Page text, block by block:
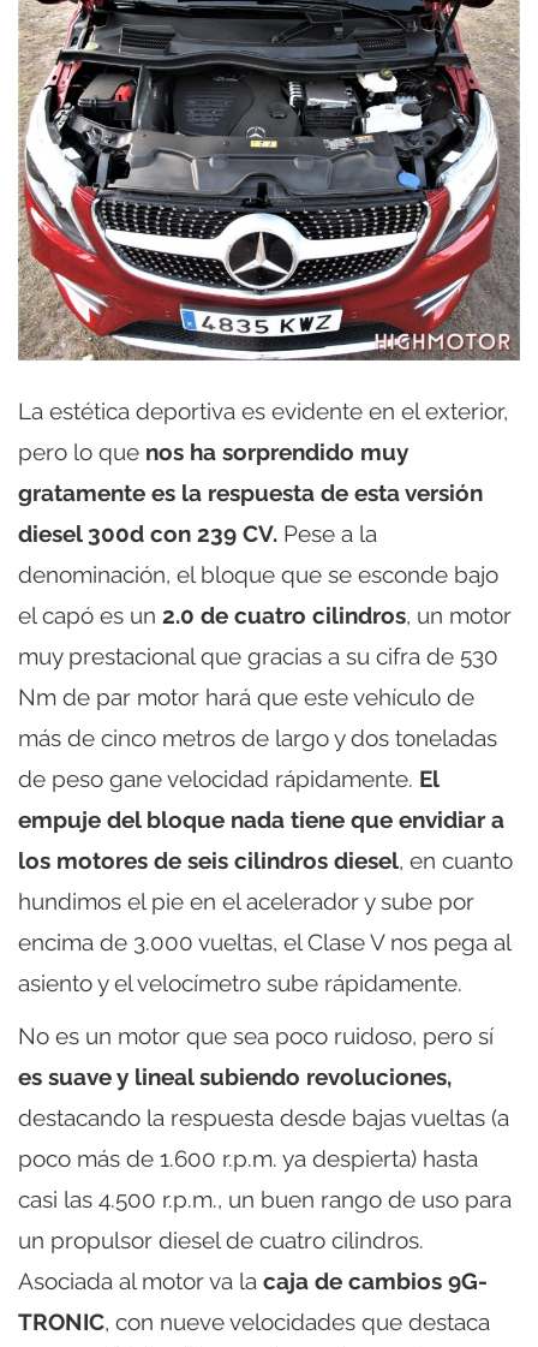
La estética deportiva es evidente en el exterior,
pero lo que nos ha sorprendido muy
gratamente es la respuesta de esta versión
diesel 300d con 239 CV. Pese a la
denominación, el bloque que se esconde bajo
el capó es un 2.0 de cuatro cilindros, un motor
muy prestacional que gracias a su cifra de 530
Nm de par motor hará que este vehículo de
más de cinco metros de largo y dos toneladas
de peso gane velocidad rápidamente. El
empuje del bloque nada tiene que envidiar a
los motores de seis cilindros diesel, en cuanto
hundimos el pie en el acelerador y sube por
encima de 3.000 vueltas, el Clase V nos pega al
asiento y el velocímetro sube rápidamente.
No es un motor que sea poco ruidoso, pero sí
es suave y lineal subiendo revoluciones,
destacando la respuesta desde bajas vueltas (a
poco más de 1.600 r.p.m. ya despierta) hasta
casi las 4.500 r.p.m., un buen rango de uso para
un propulsor diesel de cuatro cilindros.
Asociada al motor va la caja de cambios 9G-
TRONIC, con nueve velocidades que destaca